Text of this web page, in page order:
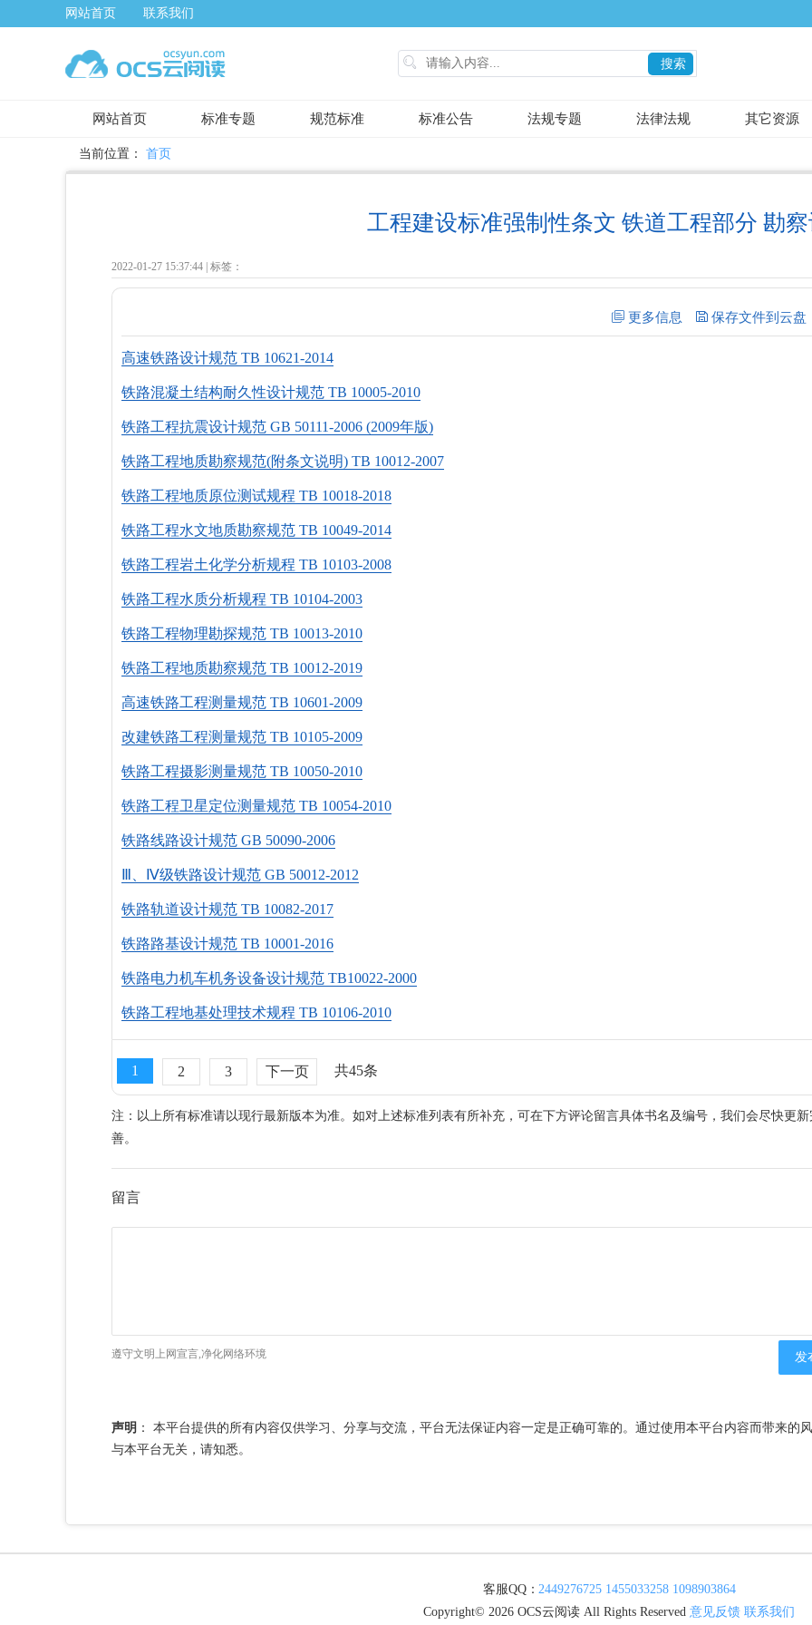
网站首页 联系我们
 搜索
网站首页 标准专题 规范标准 标准公告 法规专题 法律法规 其它资源
当前位置： 首页
工程建设标准强制性条文 铁道工程部分 勘
2022-01-27 15:37:44 | 标签：
高速铁路设计规范 TB 10621-2014
铁路混凝土结构耐久性设计规范 TB 10005-2010
铁路工程抗震设计规范 GB 50111-2006 (2009年版)
铁路工程地质勘察规范(附条文说明) TB 10012-2007
铁路工程地质原位测试规程 TB 10018-2018
铁路工程水文地质勘察规范 TB 10049-2014
铁路工程岩土化学分析规程 TB 10103-2008
铁路工程水质分析规程 TB 10104-2003
铁路工程物理勘探规范 TB 10013-2010
铁路工程地质勘察规范 TB 10012-2019
高速铁路工程测量规范 TB 10601-2009
改建铁路工程测量规范 TB 10105-2009
铁路工程摄影测量规范 TB 10050-2010
铁路工程卫星定位测量规范 TB 10054-2010
铁路线路设计规范 GB 50090-2006
Ⅲ、Ⅳ级铁路设计规范 GB 50012-2012
铁路轨道设计规范 TB 10082-2017
铁路路基设计规范 TB 10001-2016
铁路电力机车机务设备设计规范 TB10022-2000
铁路工程地基处理技术规程 TB 10106-2010
1 2 3 下一页 共45条
注：以上所有标准请以现行最新版本为准。如对上述标准列表有所补充，可在下方评论留言具体书名及编号，我们会尽快更新
善。
留言
遵守文明上网宣言,净化网络环境
声明 ： 本平台提供的所有内容仅供学习、分享与交流，平台无法保证内容一定是正确可靠的。通过使用本平台内容而带来的
与本平台无关，请知悉。
客服QQ：2449276725 1455033258 1098903864
Copyright© 2026 OCS云阅读 All Rights Reserved 意见反馈 联系我们